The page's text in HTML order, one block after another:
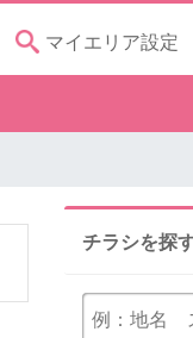
マイエリア設定
チラシを探